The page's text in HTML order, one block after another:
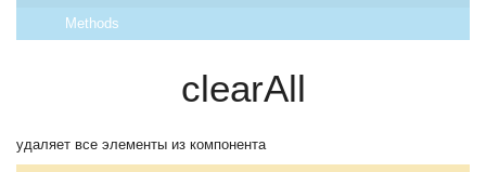
Methods
clearAll
удаляет все элементы из компонента